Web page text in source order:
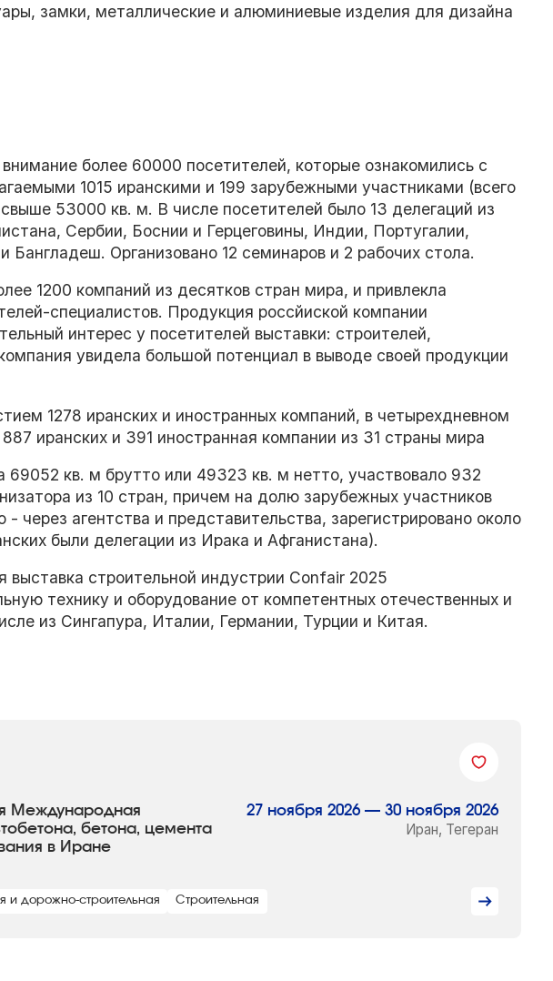
замки, металлические и алюминиевые изделия для дизайна
внимание более 60000 посетителей, которые ознакомились с
1015 иранскими и 199 зарубежными участниками (всего
53000 кв. м. В числе посетителей было 13 делегаций из
Сербии, Боснии и Герцеговины, Индии, Португалии,
Организовано 12 семинаров и 2 рабочих стола.
1200 компаний из десятков стран мира, и привлекла
специалистов. Продукция россйиской компании
интерес у посетителей выставки: строителей,
увидела большой потенциал в выводе своей продукции
1278 иранских и иностранных компаний, в четырехдневном
иранских и 391 иностранная компании из 31 страны мира
69052 кв. м брутто или 49323 кв. м нетто, участвовало 932
из 10 стран, причем на долю зарубежных участников
через агентства и представительства, зарегистрировано около
были делегации из Ирака и Афганистана).
строительной индустрии Confair 2025
технику и оборудование от компетентных отечественных и
из Сингапура, Италии, Германии, Турции и Китая.
я Международная
бетона, цемента
в Иране
27 ноября 2026 — 30 ноября 2026
Иран, Тегеран
и дорожно-строительная Строительная